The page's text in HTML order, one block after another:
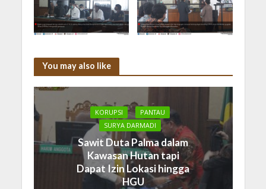
You may also like
KORUPSI
PANTAU
SURYA DARMADI
Sawit Duta Palma dalam
Kawasan Hutan tapi
Dapat Izin Lokasi hingga
HGU